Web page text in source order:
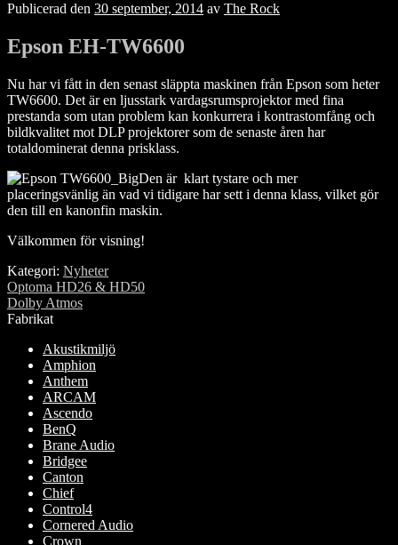
Publicerad den 30 september, 2014 av The Rock
Epson EH-TW6600
Nu har vi fått in den senast släppta maskinen från Epson som heter
TW6600. Det är en ljusstark vardagsrumsprojektor med fina
prestanda som utan problem kan konkurrera i kontrastomfång och
bildkvalitet mot DLP projektorer som de senaste åren har
totaldominerat denna prisklass.
Den är klart tystare och mer
placeringsvänlig än vad vi tidigare har sett i denna klass, vilket gör
den till en kanonfin maskin.
Välkommen för visning!
Kategori: Nyheter
Inläggsnavigering
Föregående
inlägg:
Optoma HD26 & HD50
Nästa
inlägg:
Dolby Atmos
Fabrikat
Akustikmiljö
Amphion
Anthem
ARCAM
Ascendo
BenQ
Brane Audio
Bridgee
Canton
Chief
Control4
Cornered Audio
Crown